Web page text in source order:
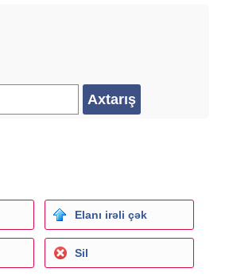
Elanı irəli çək
Sil